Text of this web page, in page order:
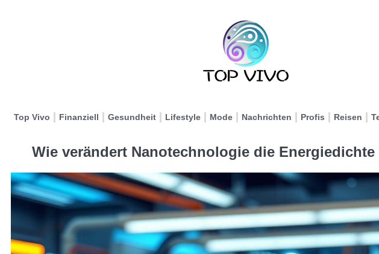
Top Vivo Finanziell Gesundheit Lifestyle Mode Nachrichten Profis Reisen
Wie verändert Nanotechnologie die